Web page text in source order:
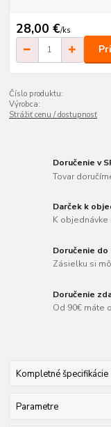
28,00 €/ks
Číslo produktu:
Výrobca:
Strážiť cenu / dostupnosť
Doručenie v
Tovar
Darček k
K objednávke
Doručenie
Zásielku si
Doručenie
Od 90€ máte
Kompletné špecifikácie
Parametre